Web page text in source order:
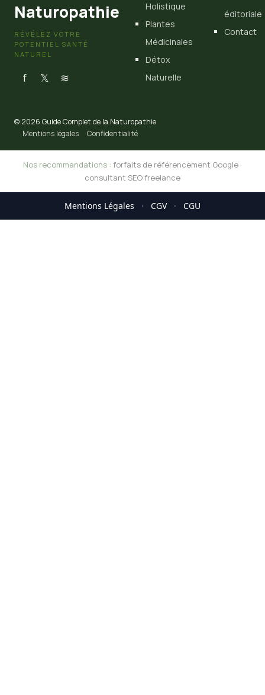
Naturopathie
RÉVÉLEZ VOTRE
POTENTIEL SANTÉ
NATUREL
f 𝕏 ≋
Holistique
Plantes
Médicinales
Détox
Naturelle
éditoriale
Contact
© 2026 Guide Complet de la Naturopathie
Mentions légales
Confidentialité
Nos recommandations : forfaits de référencement Google ·
consultant SEO freelance
Mentions Légales · CGV · CGU